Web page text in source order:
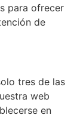
para ofrecer
de
tres de las
web
en